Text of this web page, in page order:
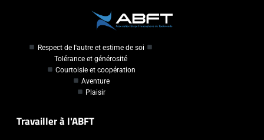
Respect de l'autre et estime de soi
Tolérance et générosité
Courtoisie et coopération
Aventure
Plaisir
Travailler à l'ABFT